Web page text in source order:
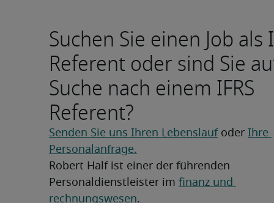
Suchen Sie einen Job als
Referent oder sind Sie
Suche nach einem IFRS
Referent?
Senden Sie uns Ihren Lebenslauf oder Ihre
Personalanfrage.
Robert Half ist einer der führenden
Personaldienstleister im finanz und
rechnungswesen.